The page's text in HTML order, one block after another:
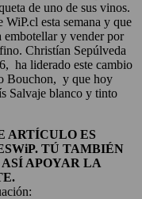
de uno de sus vinos.
esta semana y que
y vender por
Christían Sepúlveda
ha liderado este cambio
Bouchon, y que hoy
Salvaje blanco y tinto
ARTÍCULO ES
TÚ TAMBIÉN
ASÍ APOYAR LA